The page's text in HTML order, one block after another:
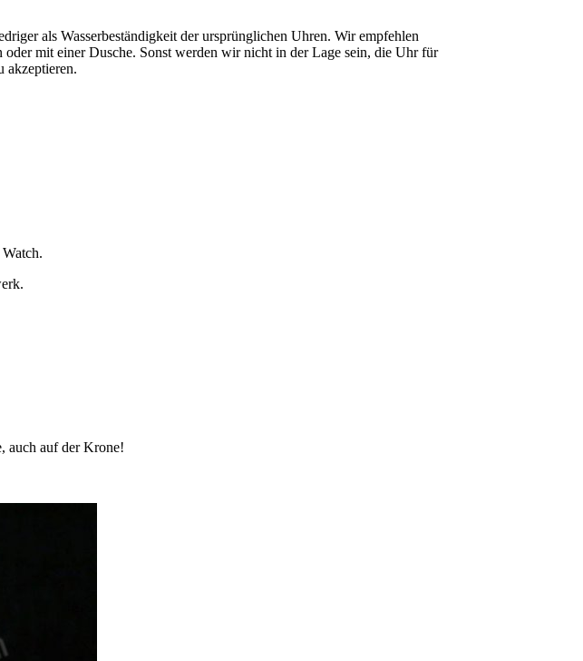
als Wasserbeständigkeit der ursprünglichen Uhren. Wir empfehlen
mit einer Dusche. Sonst werden wir nicht in der Lage sein, die Uhr für
akzeptieren.
auch auf der Krone!